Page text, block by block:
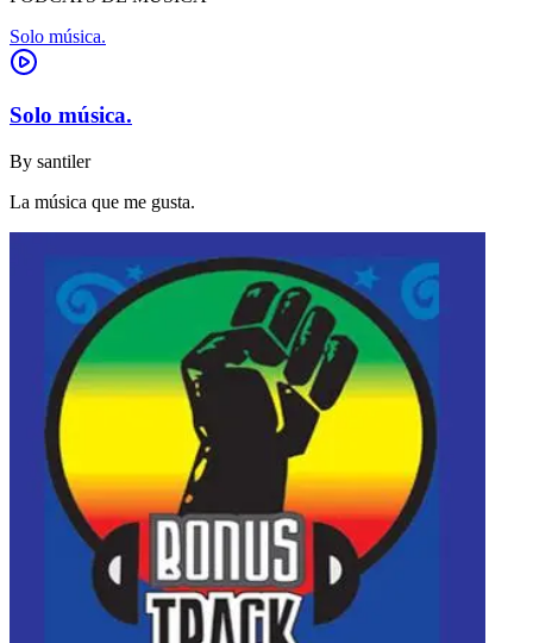
Solo música.
Solo música.
By santiler
La música que me gusta.